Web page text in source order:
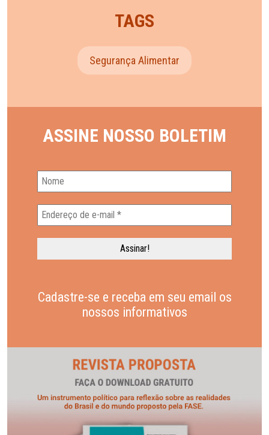
TAGS
Segurança Alimentar
ASSINE NOSSO BOLETIM
Cadastre-se e receba em seu email os
nossos informativos